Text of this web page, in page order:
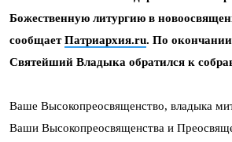
Божественную литургию в
сообщаетПатриархия.ru. По
Святейший Владыка обратился к
Ваше Высокопреосвященство, владыка
Ваши Высокопреосвященства и